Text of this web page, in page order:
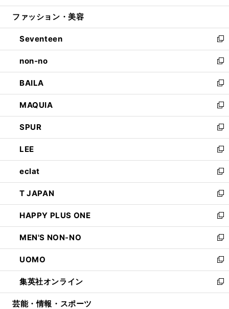
開
ウ
開
く
ン
ウ
で
開
く
ウ
ン
ド
ウ
で
開
く
ファッション・美容
Seventeen
新
し
い
ウ
ィ
ン
ド
ウ
で
開
く
non-no
新
し
い
ウ
ィ
ン
ド
ウ
で
開
く
BAILA
新
し
い
ウ
ィ
ン
ド
ウ
で
開
く
MAQUIA
新
し
い
ウ
ィ
ン
ド
ウ
で
開
く
SPUR
新
し
い
ウ
ィ
ン
ド
ウ
で
開
く
LEE
新
し
い
ウ
ィ
ン
ド
ウ
で
開
く
eclat
新
し
い
ウ
ィ
ン
ド
ウ
で
開
く
T JAPAN
新
し
い
ウ
ィ
ン
ド
ウ
で
開
HAPPY PLUS ONE
新
し
い
ウ
ィ
ン
ド
ウ
MEN'S NON-NO
新
し
い
ウ
ィ
ン
UOMO
新
し
い
ウ
集英社オンライン
新
し
芸能・情報・スポーツ